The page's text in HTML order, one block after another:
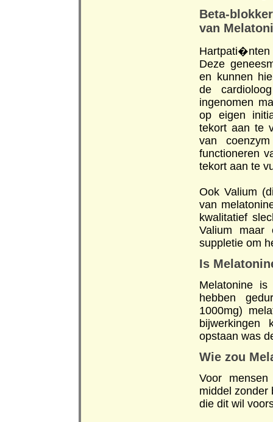
Beta-
van
Deze
en kunnen
de
ingenomen
op eigen
tekort aan te
van
functioneren
tekort aan te
Ook Valium
van
kwalitatief
Valium maar
suppletie om
Is
Melatonine
hebben
1000mg)
bijwerkingen
opstaan was
Wie zou
Voor
middel zonder
die dit wil